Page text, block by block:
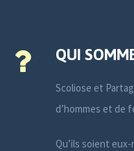
QUI
Scoliose et
d’hommes et de
Qu’ils soient